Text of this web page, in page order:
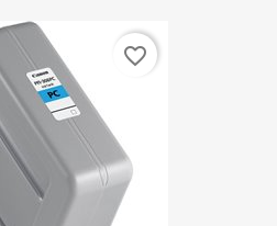
favorite_border